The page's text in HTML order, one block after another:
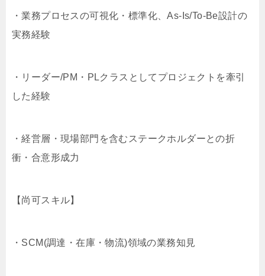
・業務プロセスの可視化・標準化、As-Is/To-Be設計の
実務経験
・リーダー/PM・PLクラスとしてプロジェクトを牽引
した経験
・経営層・現場部門を含むステークホルダーとの折
衝・合意形成力
【尚可スキル】
・SCM(調達・在庫・物流)領域の業務知見